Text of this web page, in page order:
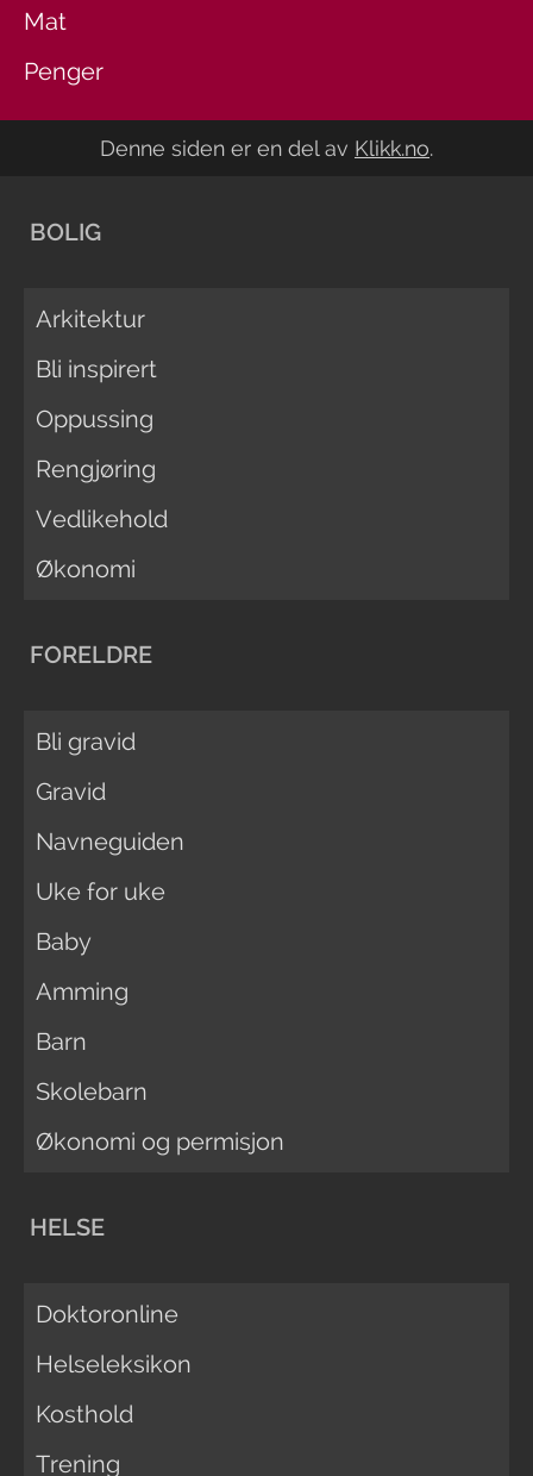
Mat
Penger
Denne siden er en del av Klikk.no.
BOLIG
Arkitektur
Bli inspirert
Oppussing
Rengjøring
Vedlikehold
Økonomi
FORELDRE
Bli gravid
Gravid
Navneguiden
Uke for uke
Baby
Amming
Barn
Skolebarn
Økonomi og permisjon
HELSE
Doktoronline
Helseleksikon
Kosthold
Trening